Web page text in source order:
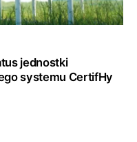
jednostki
systemu CertifHy